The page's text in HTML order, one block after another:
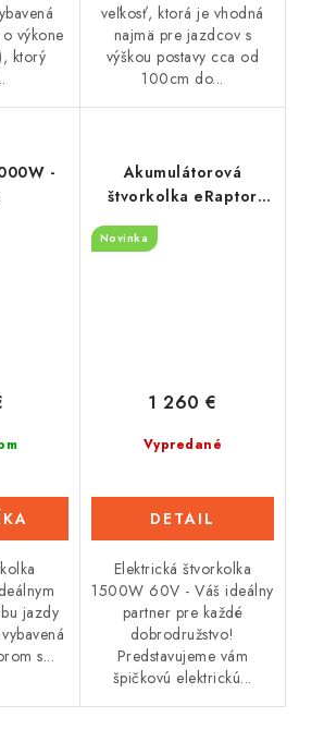
výkone
ktorý
veľkosť, ktorá je vhodná
najmä pre jazdcov s
výškou postavy cca od
100cm do...
-
jazdy
s...
Akumulátorová
štvorkolka eRaptor
1500W - zelený
Novinka
Vypredané
1 260 €
DETAIL
Elektrická štvorkolka
1500W 60V - Váš ideálny
partner pre každé
dobrodružstvo!
Predstavujeme vám
špičkovú elektrickú...